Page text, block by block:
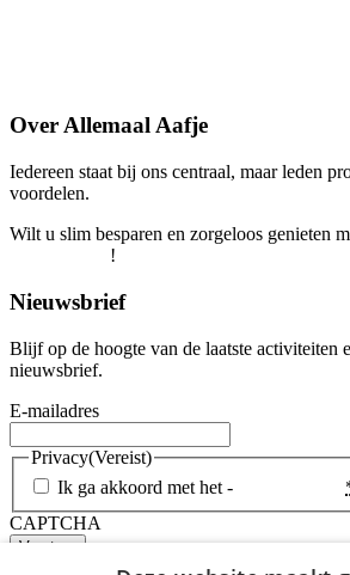
Over Allemaal Aafje
Iedereen staat bij ons centraal, maar leden
voordelen.
Wilt u slim besparen en zorgeloos genieten
!
Nieuwsbrief
Blijf op de hoogte van de laatste activiteiten
nieuwsbrief.
E-mailadres
Privacy(Vereist)
Ik ga akkoord met het -
CAPTCHA
Copyright Aafje 2026 Privacyverklaring